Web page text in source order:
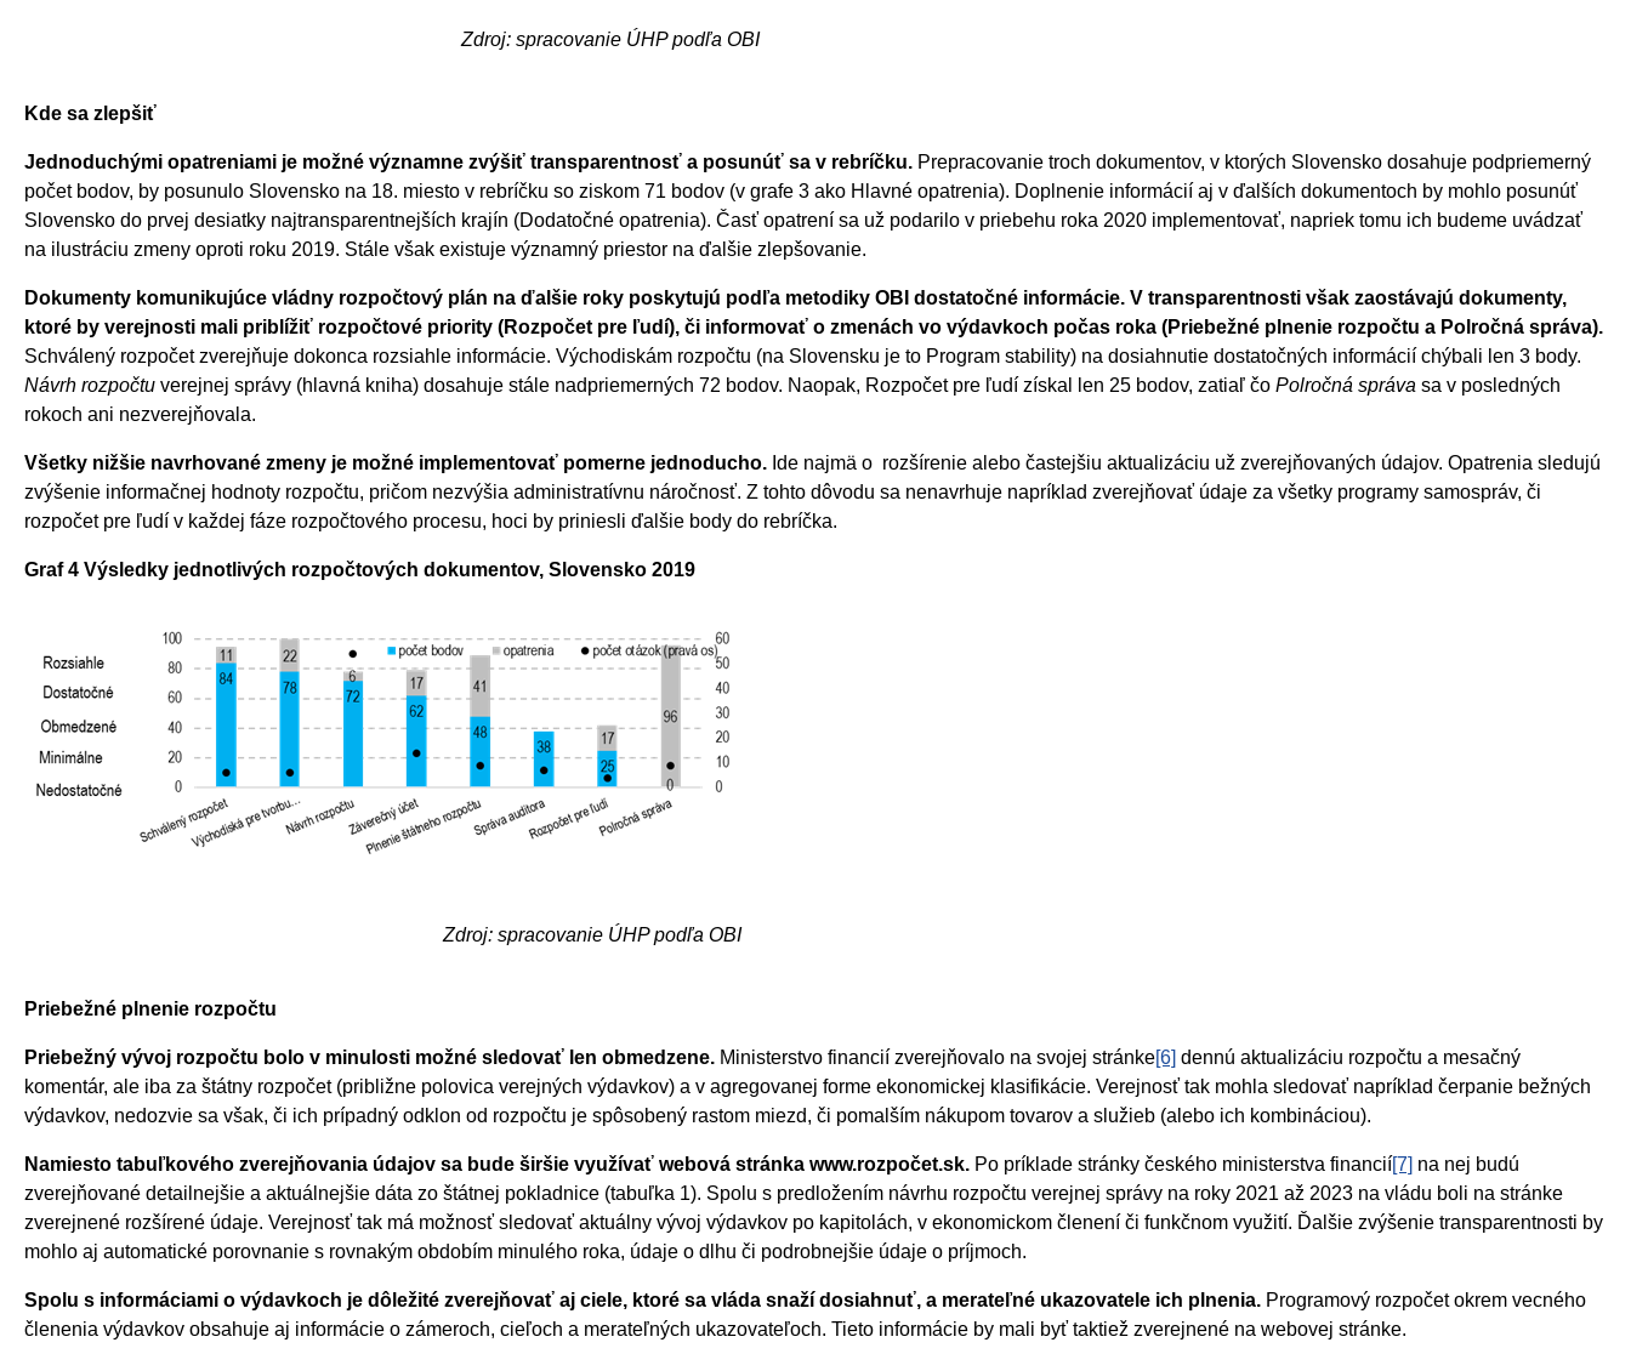
Zdroj: spracovanie ÚHP podľa OBI
Kde sa zlepšiť
Jednoduchými opatreniami je možné významne zvýšiť transparentnosť a posunúť sa v rebríčku. Prepracovanie troch dokumentov, v ktorých Slovensko dosahuje podpriemerný
počet bodov, by posunulo Slovensko na 18. miesto v rebríčku so ziskom 71 bodov (v grafe 3 ako Hlavné opatrenia). Doplnenie informácií aj v ďalších dokumentoch by mohlo posunúť
Slovensko do prvej desiatky najtransparentnejších krajín (Dodatočné opatrenia). Časť opatrení sa už podarilo v priebehu roka 2020 implementovať, napriek tomu ich budeme uvádzať
na ilustráciu zmeny oproti roku 2019. Stále však existuje významný priestor na ďalšie zlepšovanie.
Dokumenty komunikujúce vládny rozpočtový plán na ďalšie roky poskytujú podľa metodiky OBI dostatočné informácie. V transparentnosti však zaostávajú dokumenty,
ktoré by verejnosti mali priblížiť rozpočtové priority (Rozpočet pre ľudí), či informovať o zmenách vo výdavkoch počas roka (Priebežné plnenie rozpočtu a Polročná správa).
Schválený rozpočet zverejňuje dokonca rozsiahle informácie. Východiskám rozpočtu (na Slovensku je to Program stability) na dosiahnutie dostatočných informácií chýbali len 3 body.
Návrh rozpočtu verejnej správy (hlavná kniha) dosahuje stále nadpriemerných 72 bodov. Naopak, Rozpočet pre ľudí získal len 25 bodov, zatiaľ čo Polročná správa sa v posledných
rokoch ani nezverejňovala.
Všetky nižšie navrhované zmeny je možné implementovať pomerne jednoducho. Ide najmä o rozšírenie alebo častejšiu aktualizáciu už zverejňovaných údajov. Opatrenia sledujú
zvýšenie informačnej hodnoty rozpočtu, pričom nezvýšia administratívnu náročnosť. Z tohto dôvodu sa nenavrhuje napríklad zverejňovať údaje za všetky programy samospráv, či
rozpočet pre ľudí v každej fáze rozpočtového procesu, hoci by priniesli ďalšie body do rebríčka.
Graf 4 Výsledky jednotlivých rozpočtových dokumentov, Slovensko 2019
Zdroj: spracovanie ÚHP podľa OBI
Priebežné plnenie rozpočtu
Priebežný vývoj rozpočtu bolo v minulosti možné sledovať len obmedzene. Ministerstvo financií zverejňovalo na svojej stránke[6] dennú aktualizáciu rozpočtu a mesačný
komentár, ale iba za štátny rozpočet (približne polovica verejných výdavkov) a v agregovanej forme ekonomickej klasifikácie. Verejnosť tak mohla sledovať napríklad čerpanie bežných
výdavkov, nedozvie sa však, či ich prípadný odklon od rozpočtu je spôsobený rastom miezd, či pomalším nákupom tovarov a služieb (alebo ich kombináciou).
Namiesto tabuľkového zverejňovania údajov sa bude širšie využívať webová stránka www.rozpočet.sk. Po príklade stránky českého ministerstva financií[7] na nej budú
zverejňované detailnejšie a aktuálnejšie dáta zo štátnej pokladnice (tabuľka 1). Spolu s predložením návrhu rozpočtu verejnej správy na roky 2021 až 2023 na vládu boli na stránke
zverejnené rozšírené údaje. Verejnosť tak má možnosť sledovať aktuálny vývoj výdavkov po kapitolách, v ekonomickom členení či funkčnom využití. Ďalšie zvýšenie transparentnosti by
mohlo aj automatické porovnanie s rovnakým obdobím minulého roka, údaje o dlhu či podrobnejšie údaje o príjmoch.
Spolu s informáciami o výdavkoch je dôležité zverejňovať aj ciele, ktoré sa vláda snaží dosiahnuť, a merateľné ukazovatele ich plnenia. Programový rozpočet okrem vecného
členenia výdavkov obsahuje aj informácie o zámeroch, cieľoch a merateľných ukazovateľoch. Tieto informácie by mali byť taktiež zverejnené na webovej stránke.